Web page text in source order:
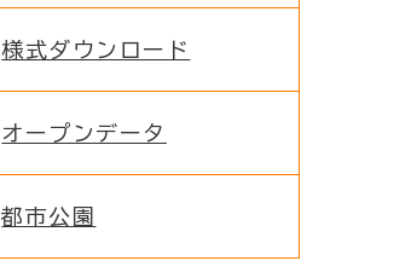
様式ダウンロード
オープンデータ
都市公園